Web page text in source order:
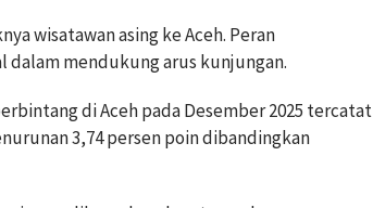
wisatawan asing ke Aceh. Peran
mendukung arus kunjungan.
di Aceh pada Desember 2025 tercatat
3,74 persen poin dibandingkan